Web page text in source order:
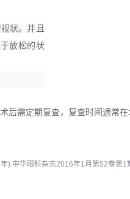
状。并且
放松的状
后需定期复查，复查时间通常在
).中华眼科杂志2016年1月第52卷第1